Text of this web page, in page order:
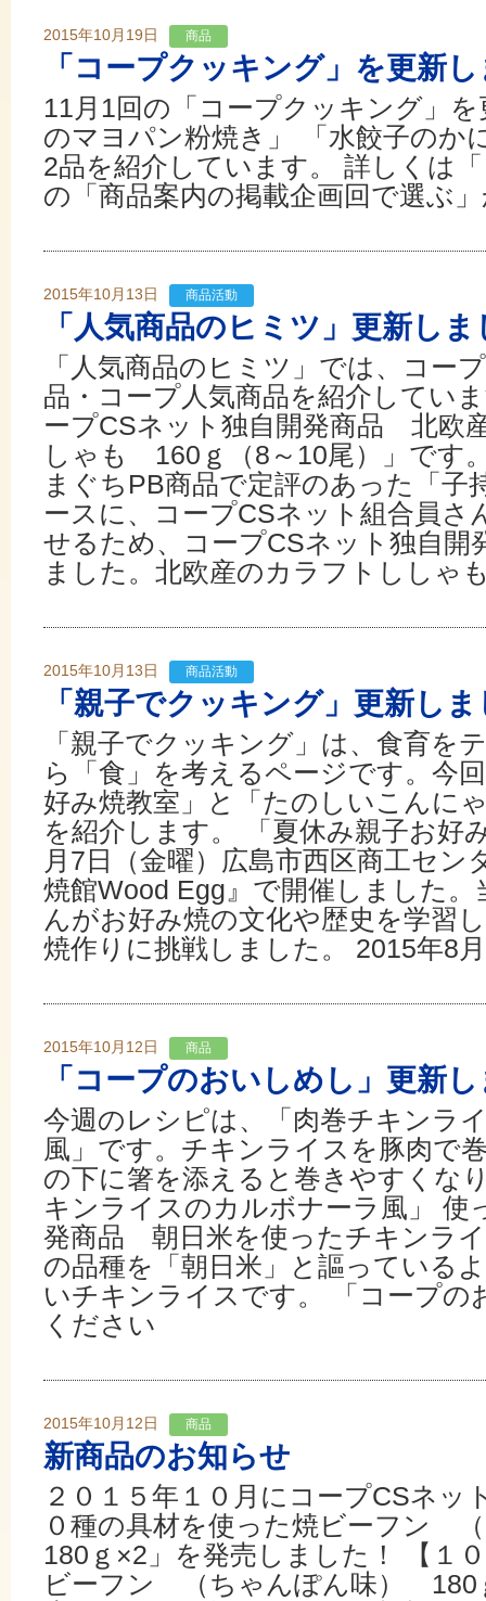
2015年10月19日 商品
「コープクッキング」を更新
11月1回の「コープクッキング」
のマヨパン粉焼き」 「水餃子のか
2品を紹介しています。 詳しくは
の「商品案内の掲載企画回で選ぶ
2015年10月13日 商品活動
「人気商品のヒミツ」更新しま
「人気商品のヒミツ」では、コー
品・コープ人気商品を紹介してい
ープCSネット独自開発商品 北欧
しゃも 160ｇ（8～10尾）」です
まぐちPB商品で定評のあった「子
ースに、コープCSネット組合員さ
せるため、コープCSネット独自開
ました。北欧産のカラフトししゃ
2015年10月13日 商品活動
「親子でクッキング」更新し
「親子でクッキング」は、食育を
ら「食」を考えるページです。今
好み焼教室」と「たのしいこんに
を紹介します。 「夏休み親子お好
月7日（金曜）広島市西区商工セン
焼館Wood Egg』で開催しました
んがお好み焼の文化や歴史を学習
焼作りに挑戦しました。 2015年8
2015年10月12日 商品
「コープのおいしめし」更新
今週のレシピは、「肉巻チキンラ
風」です。チキンライスを豚肉で
の下に箸を添えると巻きやすく
キンライスのカルボナーラ風」 使
発商品 朝日米を使ったチキンラ
の品種を「朝日米」と謳っている
いチキンライスです。 「コープの
ください
2015年10月12日 商品
新商品のお知らせ
２０１５年１０月にコープCSネッ
０種の具材を使った焼ビーフン
180ｇ×2」を発売しました！ 【１
ビーフン （ちゃんぽん味）